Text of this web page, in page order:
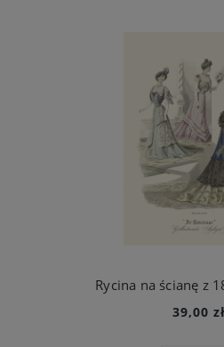
Rycina na ścianę z
39,00 zł